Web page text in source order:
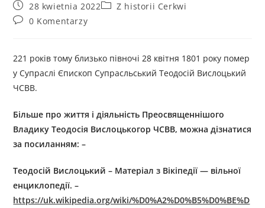
28 kwietnia 2022
Z historii Cerkwi
0 Komentarzy
221 років тому близько півночі 28 квітня 1801 року помер
у Супраслі Єпископ Супрасльський Теодосій Вислоцький
ЧСВВ.
Більше про життя і діяльність Преосвященнішого
ВладикуТеодосія Вислоцькогор ЧСВВ, можна дізнатися
за посиланням: –
Теодосій Вислоцький – Матеріал з Вікіпедії — вільної
енциклопедії. –
https://uk.wikipedia.org/wiki/%D0%A2%D0%B5%D0%BE%D